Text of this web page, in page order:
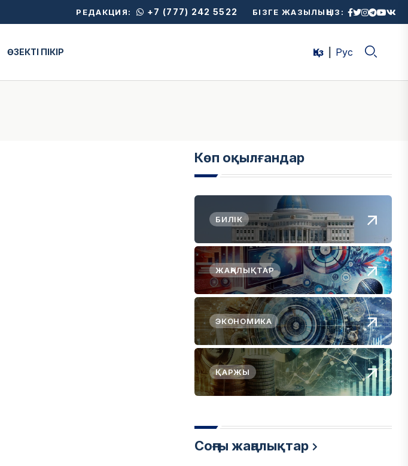
РЕДАКЦИЯ: +7 (777) 242 5522 БІЗГЕ ЖАЗЫЛЫҢЫЗ:
ӨЗЕКТІ ПІКІР Қаз Рус
Көп оқылғандар
БИЛІК
ЖАҢАЛЫҚТАР
ЭКОНОМИКА
ҚАРЖЫ
Соңғы жаңалықтар